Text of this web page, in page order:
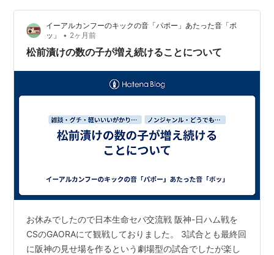
イーアルカンフーのキックの音「パポー」あたった音「ボ
ッ」
• 2ヶ月前
松前漬けの数の子が増え続けることについて
お休みでしたので日本生命セパ交流戦 阪神-日ハム戦を
CSのGAORAにて観戦しておりました。 3試合とも最終回
に阪神の見せ場を作るという劇場型の試合でしたが楽し